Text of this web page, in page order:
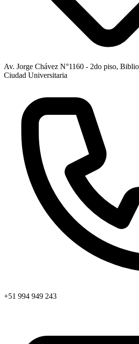
Av. Jorge Chávez N°1160 - 2do piso,
Ciudad Universitaria
+51 994 949 243